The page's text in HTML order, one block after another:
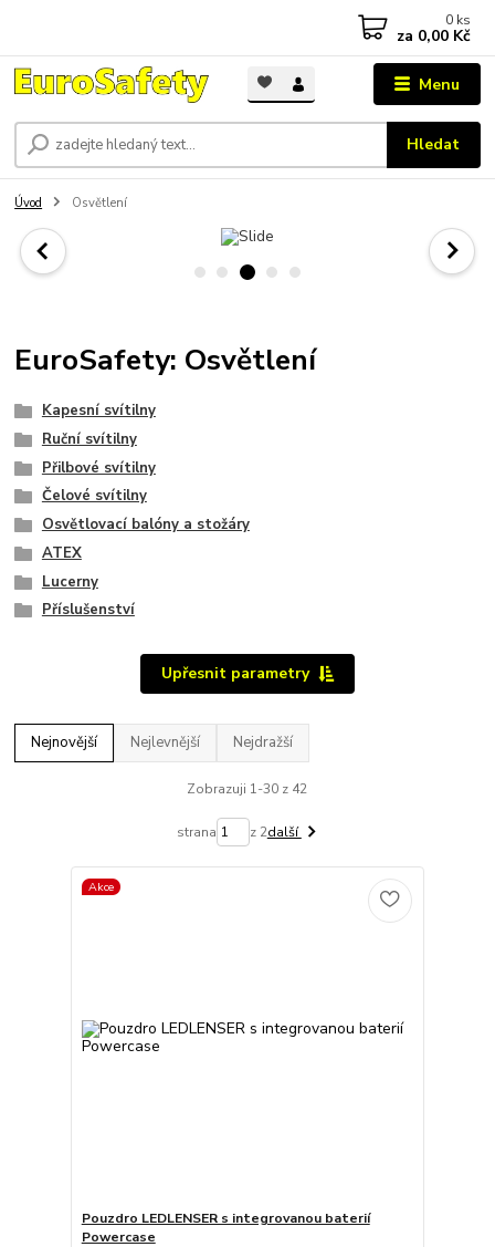
Menu
Hledat
0 ks
za 0,00 Kč
Úvod Osvětlení
EuroSafety: Osvětlení
Kapesní svítilny
Ruční svítilny
Přilbové svítilny
Čelové svítilny
Osvětlovací balóny a stožáry
ATEX
Lucerny
Příslušenství
Upřesnit parametry
Nejnovější Nejlevnější Nejdražší
Zobrazuji 1-30 z 42
strana z 2další
Akce
Pouzdro LEDLENSER s integrovanou baterií
Powercase